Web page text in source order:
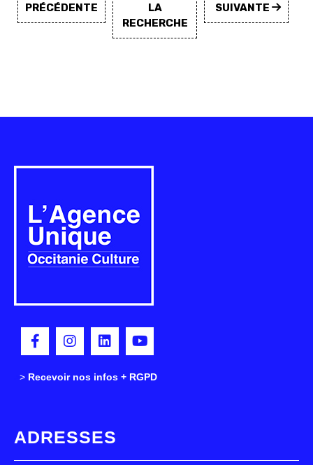
PRÉCÉDENTE
LA
RECHERCHE
SUIVANTE
> Recevoir nos infos + RGPD
ADRESSES